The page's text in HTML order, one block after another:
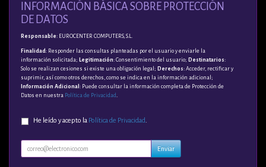
INFORMACIÓN BÁSICA SOBRE PROTECCIÓN
DE DATOS
Responsable: EUROCENTER COMPUTERS, S.L.
Finalidad: Responder las consultas planteadas por el usuario y enviarle la
información solicitada; Legitimación: Consentimiento del usuario; Destinatarios:
Solo se realizan cesiones si existe una obligación legal; Derechos: Acceder, rectificar y
suprimir, así como otros derechos, como se indica en la información adicional;
Información Adicional : Puede consultar la información completa de Protección de
Datos en nuestra Política de Privacidad.
He leído y acepto la Política de Privacidad.
Enviar